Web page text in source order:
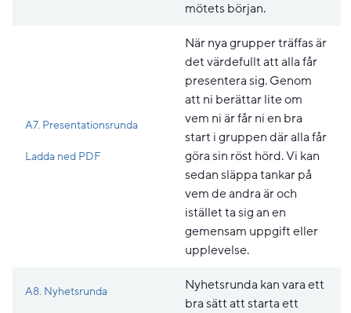
mötets början.
A7. Presentationsrunda
Ladda ned PDFPdf, 187.4 kB, öppnas i nytt fönster.
När nya grupper träffas är
det värdefullt att alla får
presentera sig. Genom
att ni berättar lite om
vem ni är får ni en bra
start i gruppen där alla får
göra sin röst hörd. Vi kan
sedan släppa tankar på
vem de andra är och
istället ta sig an en
gemensam uppgift eller
upplevelse.
A8. Nyhetsrunda
Nyhetsrunda kan vara ett
bra sätt att starta ett